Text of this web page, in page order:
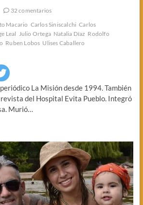
32 comentarios
Macario Carlos Siniscalchi Carlos
Leal Julio Ortega Natalia Díaz Rodolfo
Ruben Lobos Ulises Caballero
La Misión desde 1994. También
del Hospital Evita Pueblo. Integró
Murió…